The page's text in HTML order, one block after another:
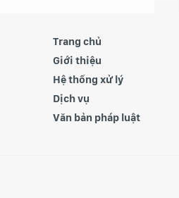
Trang chủ
Giới thiệu
Hệ thống xử lý
Dịch vụ
Văn bản pháp luật